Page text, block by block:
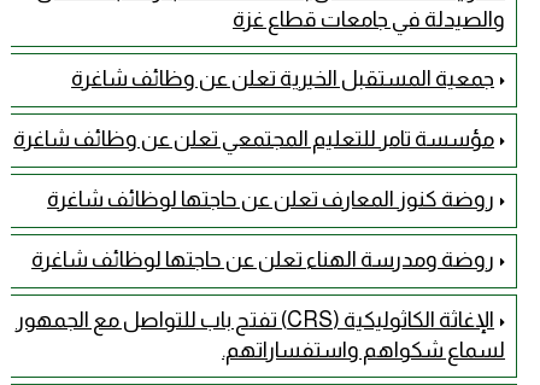
والصيدلة في جامعات قطاع غزة
جمعية المستقبل الخيرية تعلن عن وظائف شاغرة
مؤسسة تامر للتعليم المجتمعي تعلن عن وظائف شاغرة
روضة كنوز المعارف تعلن عن حاجتها لوظائف شاغرة
روضة ومدرسة الهناء تعلن عن حاجتها لوظائف شاغرة
الإغاثة الكاثوليكية (CRS) تفتح باب للتواصل مع الجمهور
لسماع شكواهم واستفساراتهم.